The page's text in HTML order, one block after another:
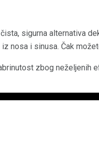
sigurna alternativa
nosa i sinusa. Čak
zbog neželjenih